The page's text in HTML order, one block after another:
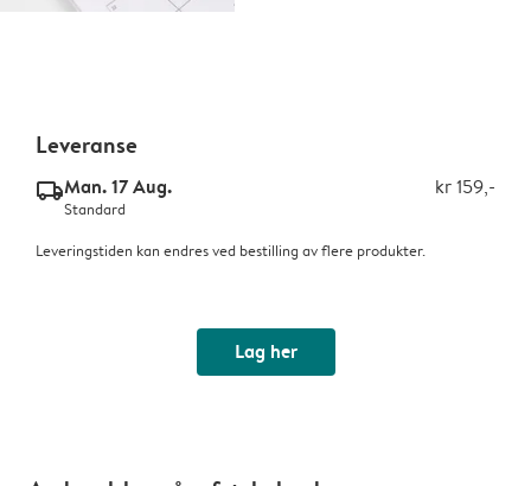
Leveranse
delivery_standard_v2Man. 17 Aug. kr 159,-
Standard
Leveringstiden kan endres ved bestilling av flere produkter.
Lag her